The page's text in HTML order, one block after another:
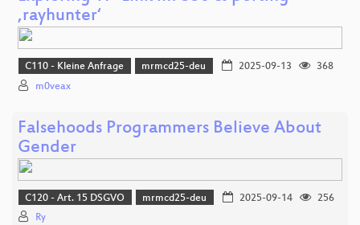
‚rayhunter‘
C110 - Kleine Anfrage mrmcd25-deu 2025-09-13
368
m0veax
Falsehoods Programmers Believe About
Gender
C120 - Art. 15 DSGVO mrmcd25-deu 2025-09-14
256
Ry